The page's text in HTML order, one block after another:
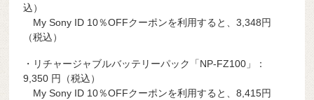
込）
My Sony ID 10％OFFクーポンを利用すると、3,348円
（税込）
・リチャージャブルバッテリーパック「NP-FZ100」：
9,350 円（税込）
My Sony ID 10％OFFクーポンを利用すると、8,415円